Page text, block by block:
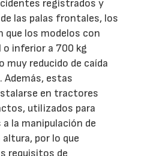
registrados y
las palas frontales, los
que los modelos con
o inferior a 700 kg
muy reducido de caída
Además, estas
en tractores
utilizados para
la manipulación de
por lo que
requisitos de